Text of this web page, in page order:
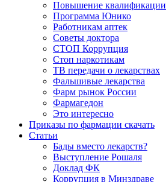
Повышение квалификации
Программа Юнико
Работникам аптек
Советы доктора
СТОП Коррупция
Стоп наркотикам
ТВ передачи о лекарствах
Фальшивые лекарства
Фарм рынок России
Фармагедон
Это интересно
Приказы по фармации скачать
Статьи
Бады вместо лекарств?
Выступление Рошаля
Доклад ФК
Коррупция в Минздраве